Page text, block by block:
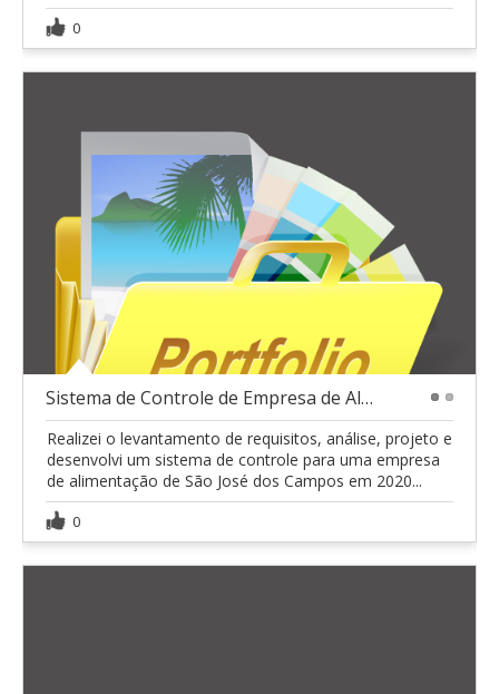
0
Sistema de Controle de Empresa de Alimentação
Realizei o levantamento de requisitos, análise, projeto e
desenvolvi um sistema de controle para uma empresa
de alimentação de São José dos Campos em 2020...
0